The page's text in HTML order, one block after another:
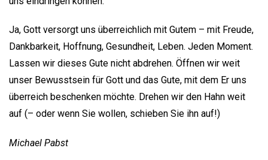
Ja, Gott versorgt uns überreichlich mit Gutem – mit Freude,
Dankbarkeit, Hoffnung, Gesundheit, Leben. Jeden Moment.
Lassen wir dieses Gute nicht abdrehen. Öffnen wir weit
unser Bewusstsein für Gott und das Gute, mit dem Er uns
überreich beschenken möchte. Drehen wir den Hahn weit
auf (– oder wenn Sie wollen, schieben Sie ihn auf!)
Michael Pabst